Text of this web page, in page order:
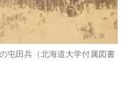
屯田兵（北海道大学付属図書